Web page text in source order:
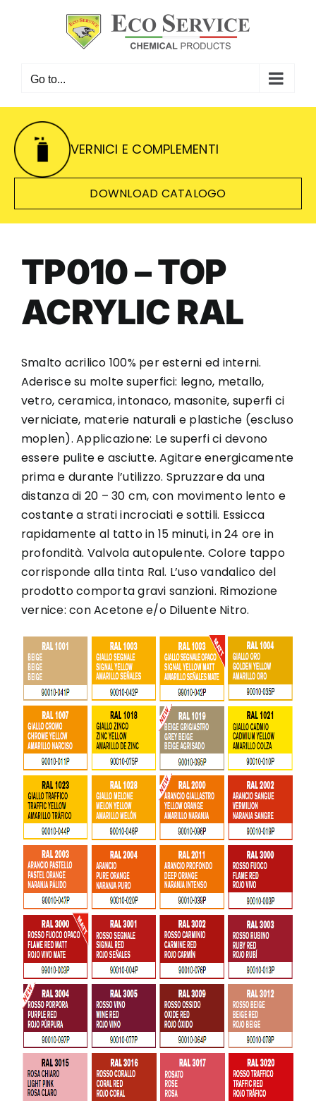
Go to...
VERNICI E COMPLEMENTI
DOWNLOAD CATALOGO
TP010 – TOP
ACRYLIC RAL
Smalto acrilico 100% per esterni ed interni.
Aderisce su molte superfici: legno, metallo,
vetro, ceramica, intonaco, masonite, superfi ci
verniciate, materie naturali e plastiche (escluso
moplen). Applicazione: Le superfi ci devono
essere pulite e asciutte. Agitare energicamente
prima e durante l’utilizzo. Spruzzare da una
distanza di 20 – 30 cm, con movimento lento e
costante a strati incrociati e sottili. Essicca
rapidamente al tatto in 15 minuti, in 24 ore in
profondità. Valvola autopulente. Colore tappo
corrisponde alla tinta Ral. L’uso vandalico del
prodotto comporta gravi sanzioni. Rimozione
vernice: con Acetone e/o Diluente Nitro.